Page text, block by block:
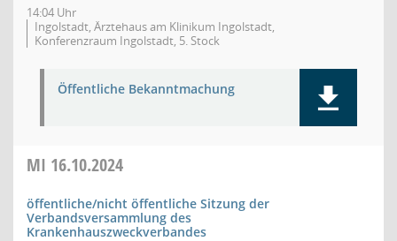
14:04 Uhr
Ingolstadt, Ärztehaus am Klinikum Ingolstadt,
Konferenzraum Ingolstadt, 5. Stock
Öffentliche Bekanntmachung
MI 16.10.2024
öffentliche/nicht öffentliche Sitzung der
Verbandsversammlung des
Krankenhauszweckverbandes